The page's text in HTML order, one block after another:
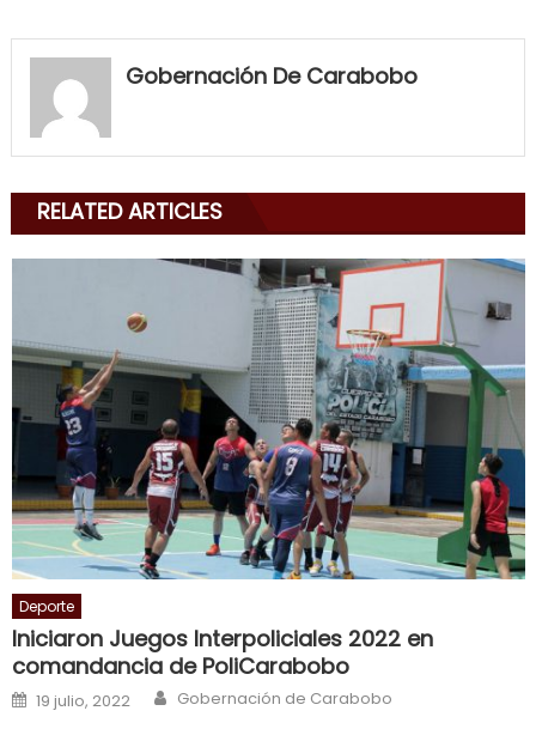
my
neighbor
mouth
is
cuckold,
nice
milf
in
squirting,
आपक
न
ह
भ
भ
Gobernación De Carabobo
RELATED ARTICLES
Deporte
Iniciaron Juegos Interpoliciales 2022 en
comandancia de PoliCarabobo
Posted on
19 julio, 2022 Author
Gobernación de Carabobo